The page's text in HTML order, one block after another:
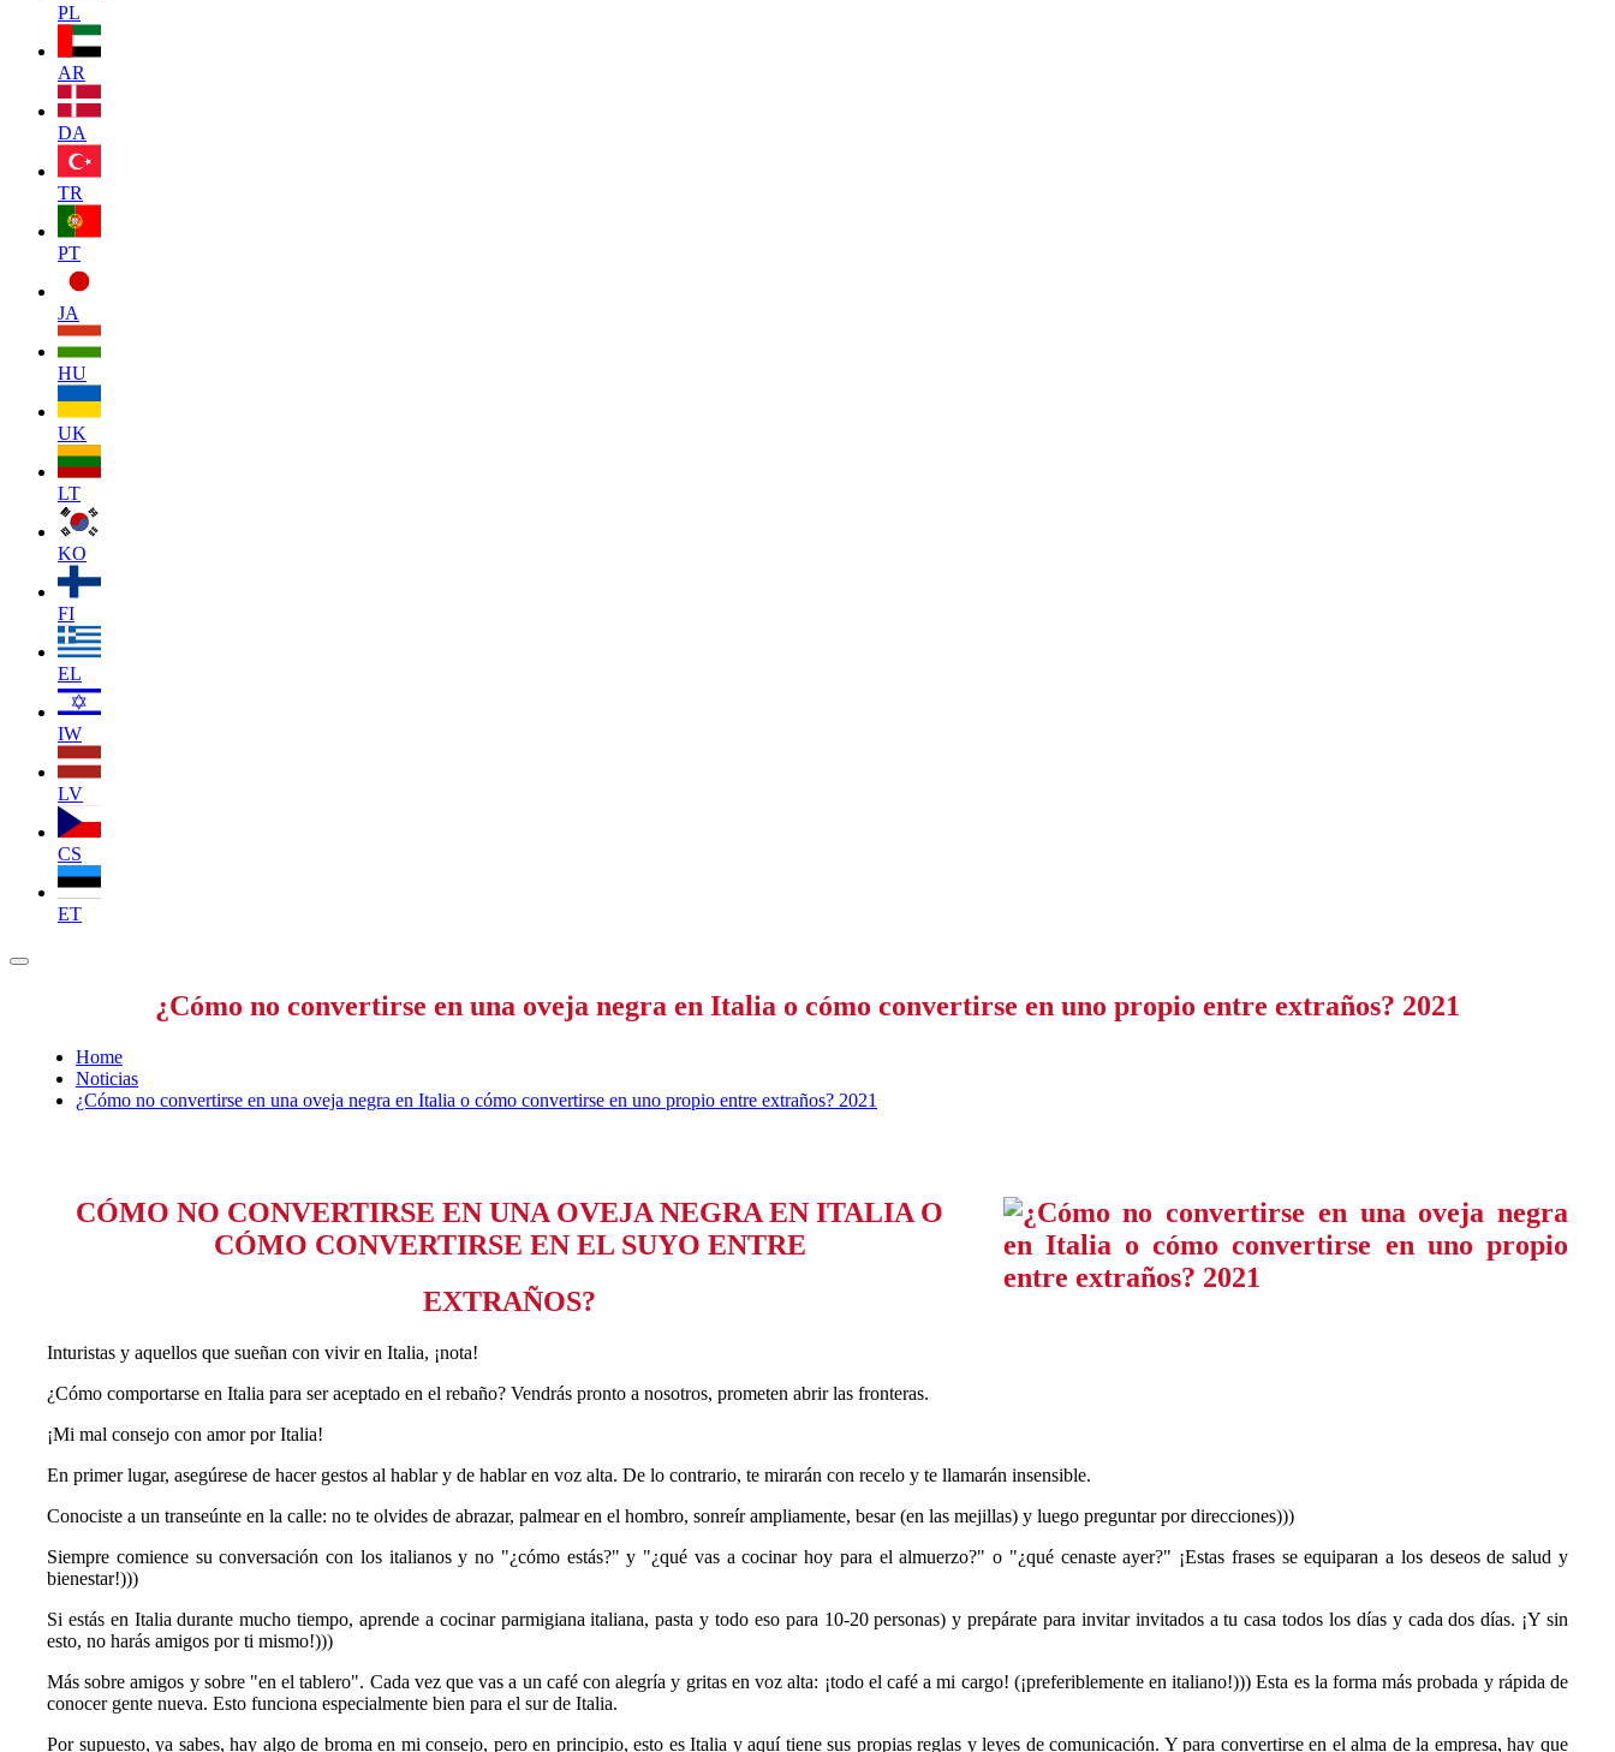
PL
AR
DA
TR
PT
JA
HU
UK
LT
KO
FI
EL
IW
LV
CS
ET
¿Cómo no convertirse en una oveja negra en Italia o cómo convertirse en uno propio entre extraños? 2021
Home
Noticias
¿Cómo no convertirse en una oveja negra en Italia o cómo convertirse en uno propio entre extraños? 2021
CÓMO NO CONVERTIRSE EN UNA OVEJA NEGRA EN ITALIA O
CÓMO CONVERTIRSE EN EL SUYO ENTRE
EXTRAÑOS?
Inturistas y aquellos que sueñan con vivir en Italia, ¡nota!
¿Cómo comportarse en Italia para ser aceptado en el rebaño? Vendrás pronto a nosotros, prometen abrir las fronteras.
¡Mi mal consejo con amor por Italia!
En primer lugar, asegúrese de hacer gestos al hablar y de hablar en voz alta. De lo contrario, te mirarán con recelo y te llamarán insensible.
Conociste a un transeúnte en la calle: no te olvides de abrazar, palmear en el hombro, sonreír ampliamente, besar (en las mejillas) y luego preguntar por direcciones)))
Siempre comience su conversación con los italianos y no "¿cómo estás?" y "¿qué vas a cocinar hoy para el almuerzo?" o "¿qué cenaste ayer?" ¡Estas frases se equiparan a los deseos de salud y
bienestar!)))
Si estás en Italia durante mucho tiempo, aprende a cocinar parmigiana italiana, pasta y todo eso para 10-20 personas) y prepárate para invitar invitados a tu casa todos los días y cada dos días. ¡Y sin
esto, no harás amigos por ti mismo!)))
Más sobre amigos y sobre "en el tablero". Cada vez que vas a un café con alegría y gritas en voz alta: ¡todo el café a mi cargo! (¡preferiblemente en italiano!))) Esta es la forma más probada y rápida de
conocer gente nueva. Esto funciona especialmente bien para el sur de Italia.
Por supuesto, ya sabes, hay algo de broma en mi consejo, pero en principio, esto es Italia y aquí tiene sus propias reglas y leyes de comunicación. Y para convertirse en el alma de la empresa, hay que